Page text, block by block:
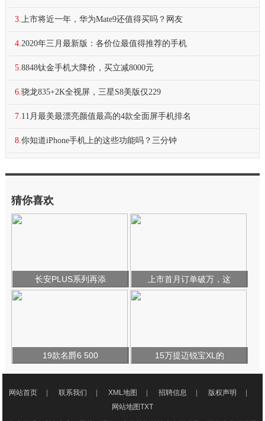
3. 上市将近一年，华为Mate9还值得买吗？网友
4. 2020年三月最新版：各价位最值得推荐的手机
5. 8848钛金手机大降价，买立减8000元
6. 骁龙835+2K全视屏，三星S8美版仅229
7. 11月最美最漂亮颜值最高的4款全面屏手机排名
8. 你知道iPhone手机上的这些功能吗？三分钟
猜你喜欢
长安PLUS系列再添 上市首月订单破万，这
19款名爵6 500 15万提迈锐宝XL的
网站首页 | 联系我们 | XML地图 | 招聘信息 | 版权声明
|
网站地图TXT